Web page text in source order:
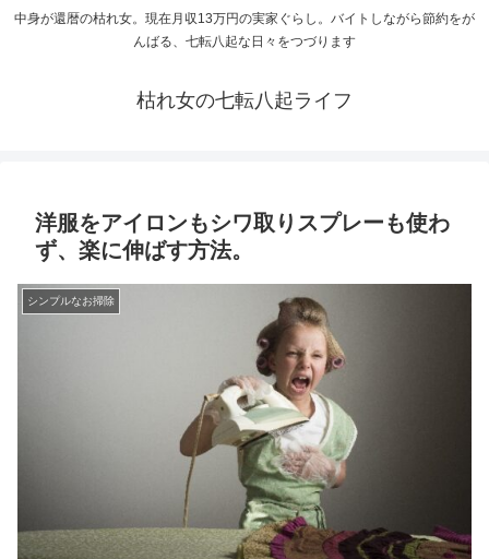
中身が還暦の枯れ女。現在月収13万円の実家ぐらし。バイトしながら節約をが
んばる、七転八起な日々をつづります
枯れ女の七転八起ライフ
洋服をアイロンもシワ取りスプレーも使わ
ず、楽に伸ばす方法。
シンプルなお掃除